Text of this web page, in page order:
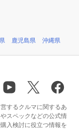
鹿児島県 沖縄県
するクルマに関するあ
スペックなどの公式情
入検討に役立つ情報を